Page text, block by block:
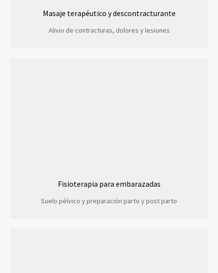
Masaje terapéutico y descontracturante
Alivio de contracturas, dolores y lesiones
Fisioterapia para embarazadas
Suelo pélvico y preparación parto y post parto